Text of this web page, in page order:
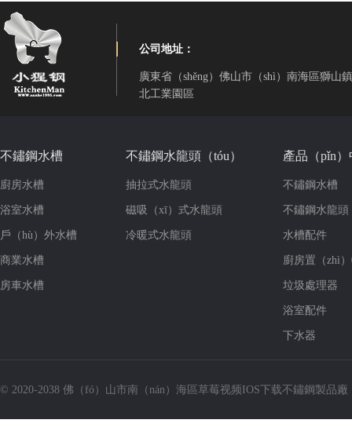
公司地址：
廣東省（shěng）佛山市（shì）南海區獅山
北工業園區
不鏽鋼水槽
廚房水槽
浴室水槽
戶（hù）外水槽
商業水槽
房車水槽
不鏽鋼水龍頭（tóu）
抽拉式水龍頭
磁吸（xī）式水龍頭
冷暖式水龍頭
產品（pǐn）
不鏽鋼水槽
不鏽鋼水龍頭
水槽配件
廚房置（zhì
垃圾處理器
浴室配件
下水器
© 2020-2038 佛（fó）山市南（nán）海區草莓视频IOS下载不鏽鋼製品廠